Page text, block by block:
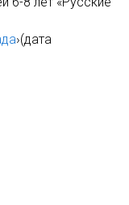
›(дата